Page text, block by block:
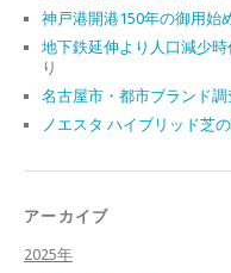
神戸港開港150年の御用始
地下鉄延伸より人口減少時
り
名古屋市・都市ブランド調
ノエスタ ハイブリッド芝
アーカイブ
2025年